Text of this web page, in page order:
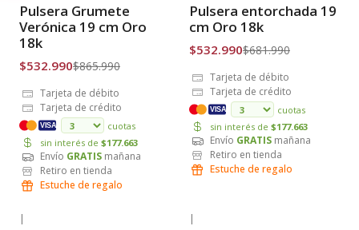
Envío Gratis
Pulsera Grumete
Verónica 19 cm Oro
18k
$532.990$865.990
Tarjeta de débito
Tarjeta de crédito
VISA
cuotas
sin interés de $177.663
Envío GRATIS mañana
Retiro en tienda
Estuche de regalo
Envío Gratis
Pulsera entorchada 19
cm Oro 18k
$532.990$681.990
Tarjeta de débito
Tarjeta de crédito
VISA
cuotas
sin interés de $177.663
Envío GRATIS mañana
Retiro en tienda
Estuche de regalo
| |